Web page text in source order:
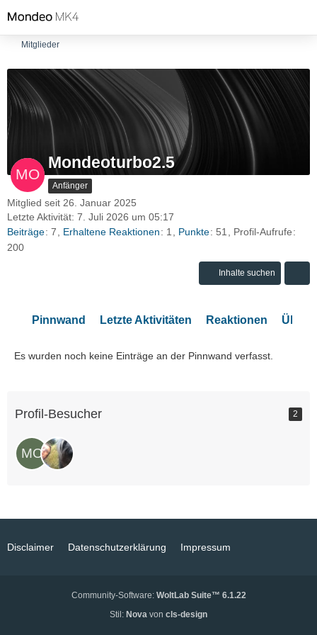
Mitglieder
Mondeoturbo2.5
Anfänger
Mitglied seit 26. Januar 2025
Letzte Aktivität: 7. Juli 2026 um 05:17
Beiträge 7 Erhaltene Reaktionen 1 Punkte 51
Profil-Aufrufe
200
Inhalte suchen
Pinnwand Letzte Aktivitäten Reaktionen Über
Es wurden noch keine Einträge an der Pinnwand verfasst.
Profil-Besucher 2
Disclaimer Datenschutzerklärung Impressum
Community-Software: WoltLab Suite™ 6.1.22
Stil: Nova von cls-design